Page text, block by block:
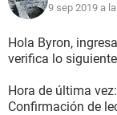
9 sep 2019 a
Hola Byron,
verifica lo
Hora de última
Confirmación de